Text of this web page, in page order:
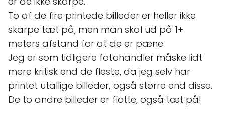
To af de fire printede billeder er heller ikke
skarpe tæt på, men man skal ud på 1+
meters afstand for at de er pæne.
Jeg er som tidligere fotohandler måske lidt
mere kritisk end de fleste, da jeg selv har
printet utallige billeder, også større end disse.
De to andre billeder er flotte, også tæt på!